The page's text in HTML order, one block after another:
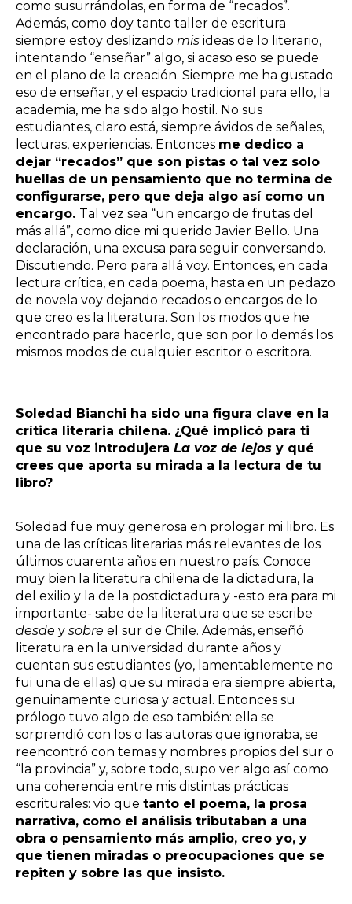
como susurrándolas, en forma de “recados”.
Además, como doy tanto taller de escritura
siempre estoy deslizando mis ideas de lo literario,
intentando “enseñar” algo, si acaso eso se puede
en el plano de la creación. Siempre me ha gustado
eso de enseñar, y el espacio tradicional para ello, la
academia, me ha sido algo hostil. No sus
estudiantes, claro está, siempre ávidos de señales,
lecturas, experiencias. Entonces me dedico a
dejar “recados” que son pistas o tal vez solo
huellas de un pensamiento que no termina de
configurarse, pero que deja algo así como un
encargo. Tal vez sea “un encargo de frutas del
más allá”, como dice mi querido Javier Bello. Una
declaración, una excusa para seguir conversando.
Discutiendo. Pero para allá voy. Entonces, en cada
lectura crítica, en cada poema, hasta en un pedazo
de novela voy dejando recados o encargos de lo
que creo es la literatura. Son los modos que he
encontrado para hacerlo, que son por lo demás los
mismos modos de cualquier escritor o escritora.
Soledad Bianchi ha sido una figura clave en la
crítica literaria chilena. ¿Qué implicó para ti
que su voz introdujera La voz de lejos y qué
crees que aporta su mirada a la lectura de tu
libro?
Soledad fue muy generosa en prologar mi libro. Es
una de las críticas literarias más relevantes de los
últimos cuarenta años en nuestro país. Conoce
muy bien la literatura chilena de la dictadura, la
del exilio y la de la postdictadura y -esto era para mi
importante- sabe de la literatura que se escribe
desde y sobre el sur de Chile. Además, enseñó
literatura en la universidad durante años y
cuentan sus estudiantes (yo, lamentablemente no
fui una de ellas) que su mirada era siempre abierta,
genuinamente curiosa y actual. Entonces su
prólogo tuvo algo de eso también: ella se
sorprendió con los o las autoras que ignoraba, se
reencontró con temas y nombres propios del sur o
“la provincia” y, sobre todo, supo ver algo así como
una coherencia entre mis distintas prácticas
escriturales: vio que tanto el poema, la prosa
narrativa, como el análisis tributaban a una
obra o pensamiento más amplio, creo yo, y
que tienen miradas o preocupaciones que se
repiten y sobre las que insisto.